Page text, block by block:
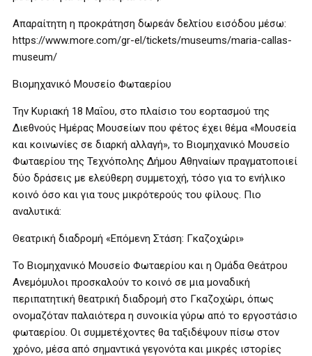
Απαραίτητη η προκράτηση δωρεάν δελτίου εισόδου μέσω:
https://www.more.com/gr-el/tickets/museums/maria-callas-
museum/
Βιομηχανικό Μουσείο Φωταερίου
Την Κυριακή 18 Μαΐου, στο πλαίσιο του εορτασμού της
Διεθνούς Ημέρας Μουσείων που φέτος έχει θέμα «Μουσεία
και κοινωνίες σε διαρκή αλλαγή», το Βιομηχανικό Μουσείο
Φωταερίου της Τεχνόπολης Δήμου Αθηναίων πραγματοποιεί
δύο δράσεις με ελεύθερη συμμετοχή, τόσο για το ενήλικο
κοινό όσο και για τους μικρότερούς του φίλους. Πιο
αναλυτικά:
Θεατρική διαδρομή «Επόμενη Στάση: Γκαζοχώρι»
Το Βιομηχανικό Μουσείο Φωταερίου και η Ομάδα Θεάτρου
Ανεμόμυλοι προσκαλούν το κοινό σε μια μοναδική
περιπατητική θεατρική διαδρομή στο Γκαζοχώρι, όπως
ονομαζόταν παλαιότερα η συνοικία γύρω από το εργοστάσιο
φωταερίου. Οι συμμετέχοντες θα ταξιδέψουν πίσω στον
χρόνο, μέσα από σημαντικά γεγονότα και μικρές ιστορίες